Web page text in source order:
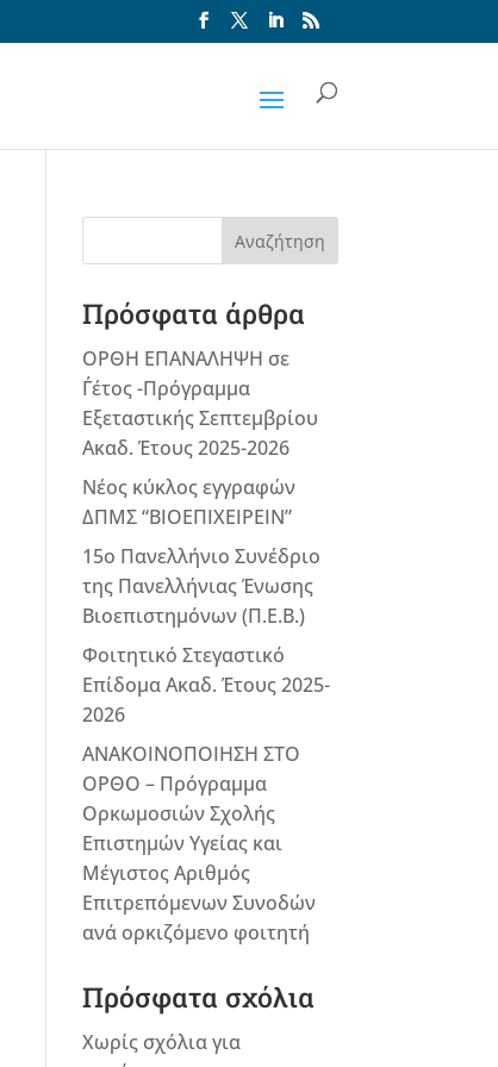
Αναζήτηση
Πρόσφατα άρθρα
ΟΡΘΗ ΕΠΑΝΑΛΗΨΗ σε
Γ΄έτος -Πρόγραμμα
Εξεταστικής Σεπτεμβρίου
Ακαδ. Έτους 2025-2026
Νέος κύκλος εγγραφών
ΔΠΜΣ “ΒΙΟΕΠΙΧΕΙΡΕΙΝ”
15ο Πανελλήνιο Συνέδριο
της Πανελλήνιας Ένωσης
Βιοεπιστημόνων (Π.Ε.Β.)
Φοιτητικό Στεγαστικό
Επίδομα Ακαδ. Έτους 2025-
2026
ΑΝΑΚΟΙΝΟΠΟΙΗΣΗ ΣΤΟ
ΟΡΘΟ – Πρόγραμμα
Ορκωμοσιών Σχολής
Επιστημών Υγείας και
Μέγιστος Αριθμός
Επιτρεπόμενων Συνοδών
ανά ορκιζόμενο φοιτητή
Πρόσφατα σχόλια
Χωρίς σχόλια για